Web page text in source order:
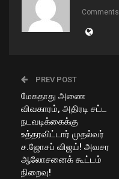
Comments
PREV POST
மேகதாது அணை
விவகாரம், அதிரடி சட்ட
நடவடிக்கைக்கு
உத்தரவிட்டார் முதல்வர்
ச.ஜோசப் விஜய்! அவசர
ஆலோசனைக் கூட்டம்
நிறைவு!